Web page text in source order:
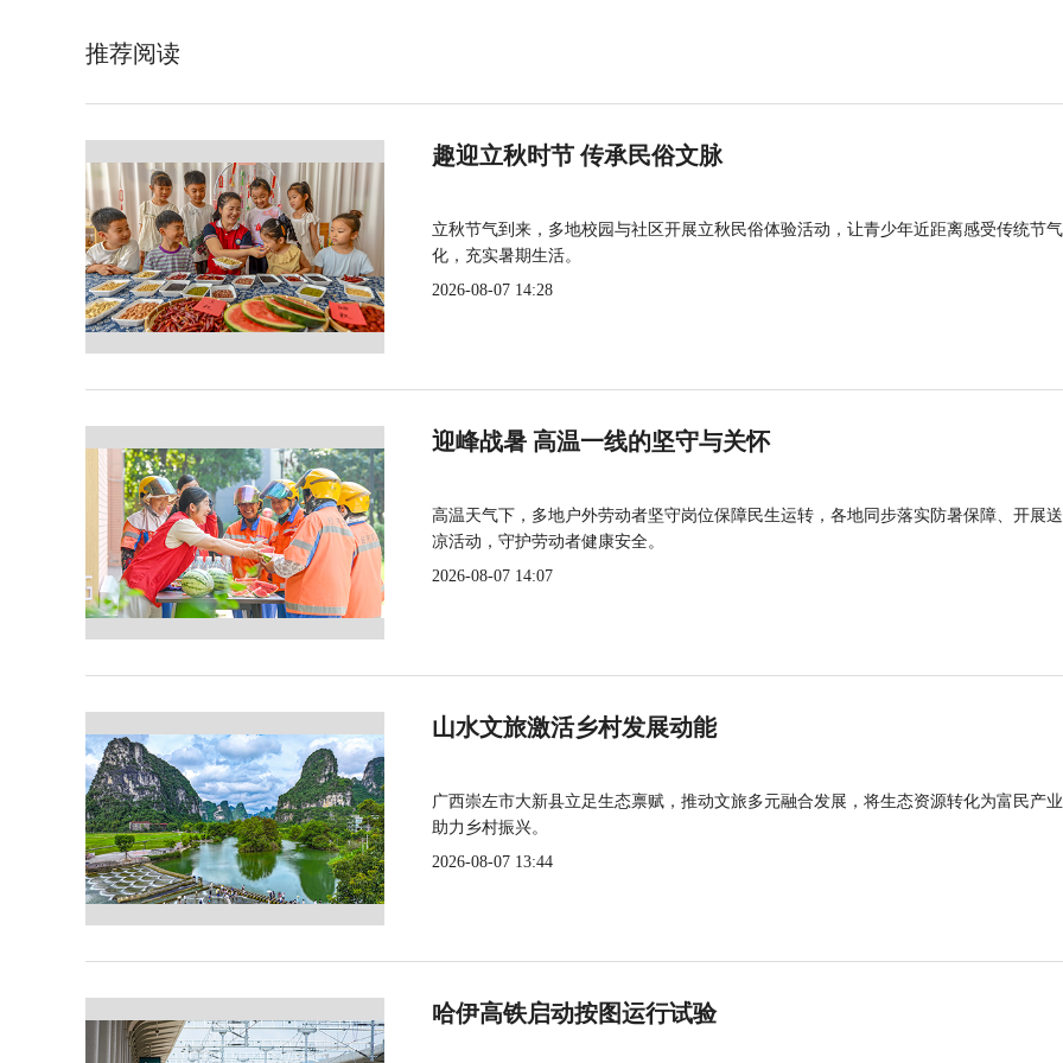
推荐阅读
趣迎立秋时节 传承民俗文脉
立秋节气到来，多地校园与社区开展立秋民俗体验活动，让青少年近距离感受传统节
化，充实暑期生活。
2026-08-07 14:28
迎峰战暑 高温一线的坚守与关怀
高温天气下，多地户外劳动者坚守岗位保障民生运转，各地同步落实防暑保障、开展
凉活动，守护劳动者健康安全。
2026-08-07 14:07
山水文旅激活乡村发展动能
广西崇左市大新县立足生态禀赋，推动文旅多元融合发展，将生态资源转化为富民产
助力乡村振兴。
2026-08-07 13:44
哈伊高铁启动按图运行试验